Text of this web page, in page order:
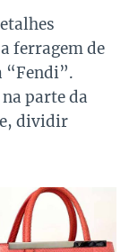
ferragem de
“Fendi”.
parte da
dividir